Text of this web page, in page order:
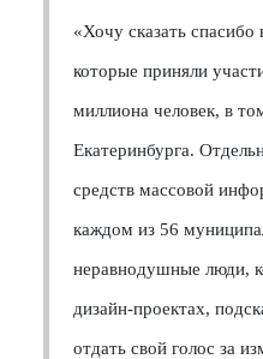
«Хочу сказать
которые приняли
миллиона человек, в
Екатеринбурга.
средств массовой
каждом из 56
неравнодушные люди,
дизайн-проектах,
отдать свой голос за